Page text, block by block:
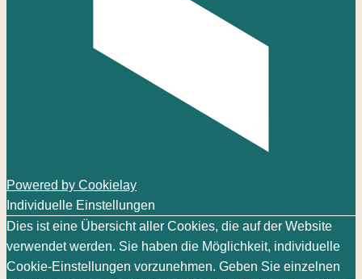
Powered by Cookielay
Individuelle Einstellungen
Dies ist eine Übersicht aller Cookies, die auf der Website
verwendet werden. Sie haben die Möglichkeit, individuelle
Cookie-Einstellungen vorzunehmen. Geben Sie einzelnen